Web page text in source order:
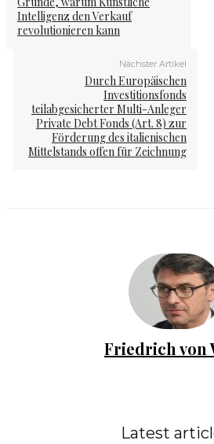
Intelligenz den Verkauf
revolutionieren kann
Nächster Artikel
Durch Europäischen
Investitionsfonds
teilabgesicherter Multi-Anleger
Private Debt Fonds (Art. 8) zur
Förderung des italienischen
Mittelstands offen für Zeichnung
Friedrich von
Latest